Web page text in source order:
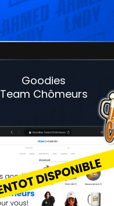
Goodies
Team Chômeurs